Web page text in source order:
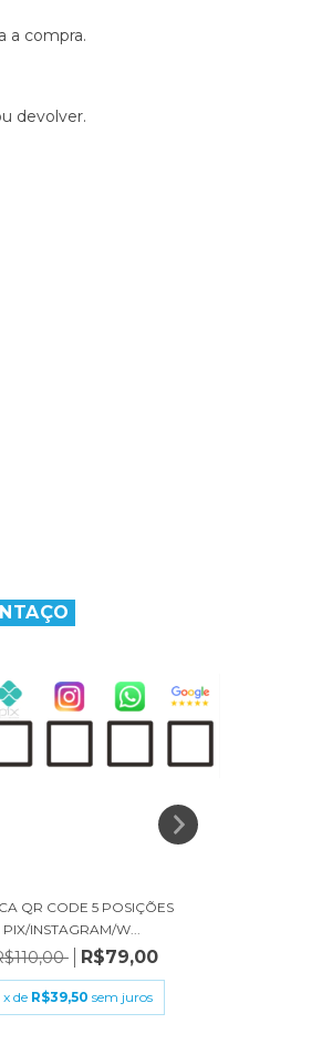
a compra.
devolver.
QR CODE 5 POSIÇÕES
PIX/INSTAGRAM/W...
R$79,00
x de R$39,50 sem juros